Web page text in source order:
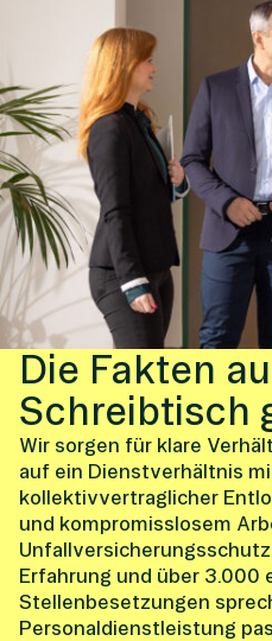
Die Fakten
Schreibtisch
Wir sorgen für klare
auf ein Dienstverhältnis
kollektivvertraglicher
und kompromisslosem
Erfahrung und über 3.000
Stellenbesetzungen
Personaldienstleistung